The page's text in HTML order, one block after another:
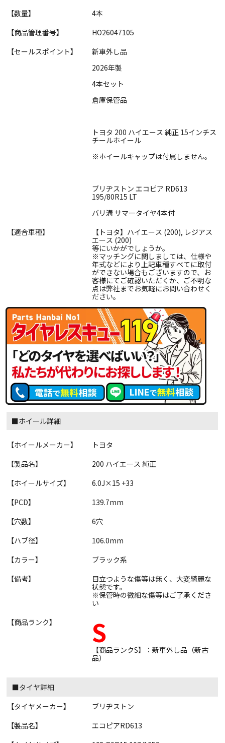
【数量】
4本
【商品管理番号】
HO26047105
【セールスポイント】
新車外し品
2026年製
4本セット
倉庫保管品
トヨタ 200 ハイエース 純正 15インチス
チールホイール
※ホイールキャップは付属しません。
ブリヂストン エコピア RD613
195/80R15 LT
バリ溝 サマータイヤ4本付
【適合車種】
【トヨタ】ハイエース (200), レジアス
エース (200)
等にいかがでしょうか。
※マッチングに関しましては、仕様や
年式などにより上記車種すべてに取付
ができない場合もございますので、お
客様にてご確認いただくか、ご不明な
点は弊社までお気軽にお問い合わせく
ださい。
■ホイール詳細
【ホイールメーカー】
トヨタ
【製品名】
200 ハイエース 純正
【ホイールサイズ】
6.0J×15 +33
【PCD】
139.7mm
【穴数】
6穴
【ハブ径】
106.0mm
【カラー】
ブラック系
【備考】
目立つような傷等は無く、大変綺麗な
状態です。
※保管時の微細な傷等はご了承くださ
い
【商品ランク】
S
【商品ランクS】：新車外し品（新古
品）
■タイヤ詳細
【タイヤメーカー】
ブリヂストン
【製品名】
エコピアRD613